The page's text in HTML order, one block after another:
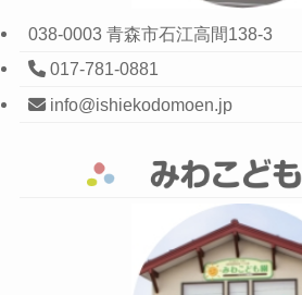
038-0003 青森市石江高間138-3
017-781-0881
info@ishiekodomoen.jp